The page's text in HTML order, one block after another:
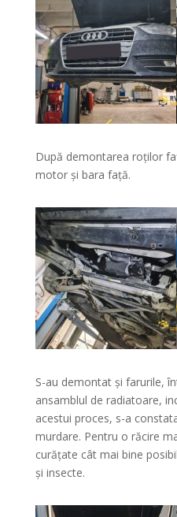
După demontarea roților
motor și bara față.
S-au demontat și farurile,
ansamblul de radiatoare,
acestui proces, s-a
murdare. Pentru o răcire
curățate cât mai bine
și insecte.